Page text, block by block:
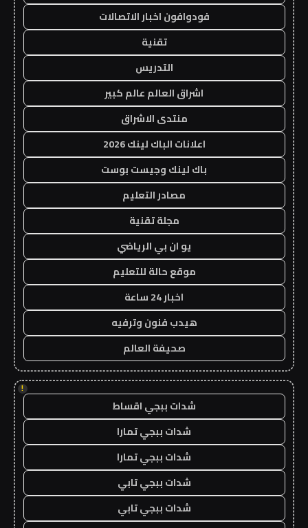
فودوافون اخبار الاتصالات
تقنية
التدريس
اشراق العالم عالم كبير
منتدى الاشراق
اعلانات الباك لينك 2026
باك لينك وجيست بوست
مصادر التعليم
مجلة تقنية
يو ان بي الرياضي
موقع حالة للتعليم
اخبار 24 ساعة
هيدب فنون وترفيه
صحيفة العالم
!
شدات ببجي اقساط
شدات ببجي تمارا
شدات ببجي تمارا
شدات ببجي تابي
شدات ببجي تابي